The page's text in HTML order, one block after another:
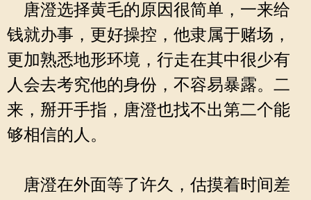
唐澄选择黄毛的原因很简单，一来给
钱就办事，更好操控，他隶属于赌场，
更加熟悉地形环境，行走在其中很少有
人会去考究他的身份，不容易暴露。二
来，掰开手指，唐澄也找不出第二个能
够相信的人。
唐澄在外面等了许久，估摸着时间差